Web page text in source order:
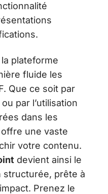
la plateforme
fluide les
Que ce soit par
par l’utilisation
dans les
une vaste
votre contenu.
devient ainsi le
structurée, prête à
Prenez le